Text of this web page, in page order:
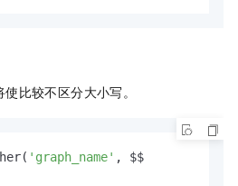
使比较不区分大小写。
'graph_name' , $$